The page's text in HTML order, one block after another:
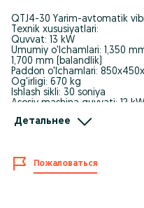
QTJ4-30 Yarim-avtomatik
Texnik xususiyatlari:
Quvvat: 13 kW
Umumiy o'lchamlari: 1,350
1,700 mm (balandlik)
Paddon o'lchamlari:
Og'irligi: 670 kg
Ishlash sikli: 30 soniya
Asosiy mashina quvvati: 12 kW
Transport qadoqlash turi:
Ishlab chiqarish imkoniyatlari:
Beton blok (400x200x200): 4
Beton blok (400x150x200):
Детальнее
Пожаловаться